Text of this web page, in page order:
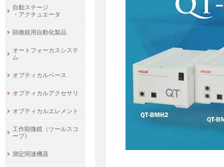
自動ステージ
・アクチュエータ
顕微鏡用自動化製品
オートフォーカスシステ
ム
オプティカルベース
オプティカルアクセサリ
オプティカルエレメント
工作顕微鏡（ツールスコ
ープ）
測定関連機器